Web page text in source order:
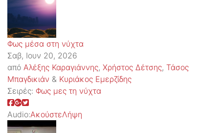
Φως μέσα στη νύχτα
Σαβ, Ιουν 20, 2026
από Αλέξης Καραγιάννης, Χρήστος Δέτσης, Τάσος
Μπαγδικιάν & Κυριάκος Εμερζίδης
Σειρές: Φως μες τη νύχτα
Audio:ΑκούστεΛήψη